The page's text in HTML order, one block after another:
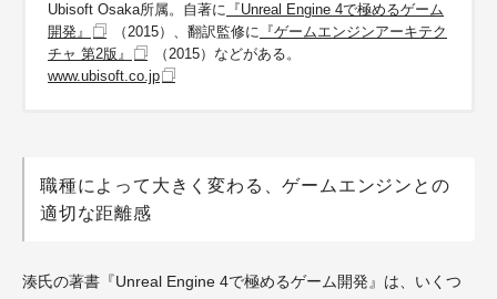
Ubisoft Osaka所属。自著に 『Unreal Engine 4で極めるゲーム
開発』
（2015）、翻訳監修に 『ゲームエンジンアーキテク
チャ 第2版』
（2015）などがある。
www.ubisoft.co.jp
職種によって大きく変わる、ゲームエンジンとの
適切な距離感
湊氏の著書『Unreal Engine 4で極めるゲーム開発』は、いくつ